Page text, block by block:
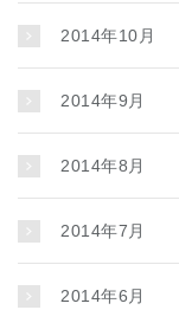
2014年10月
2014年9月
2014年8月
2014年7月
2014年6月